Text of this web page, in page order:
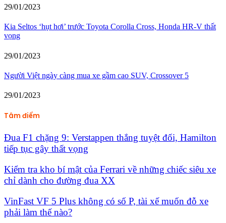
29/01/2023
Kia Seltos ‘hụt hơi’ trước Toyota Corolla Cross, Honda HR-V thất
vọng
29/01/2023
Người Việt ngày càng mua xe gầm cao SUV, Crossover 5
29/01/2023
Tâm điểm
Đua F1 chặng 9: Verstappen thắng tuyệt đối, Hamilton
tiếp tục gây thất vọng
Kiểm tra kho bí mật của Ferrari về những chiếc siêu xe
chỉ dành cho đường đua XX
VinFast VF 5 Plus không có số P, tài xế muốn đỗ xe
phải làm thế nào?